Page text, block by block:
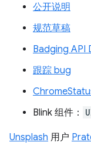
公开说明
规范草稿
Badging API
跟踪 bug
Blink 组件：
Unsplash 用户